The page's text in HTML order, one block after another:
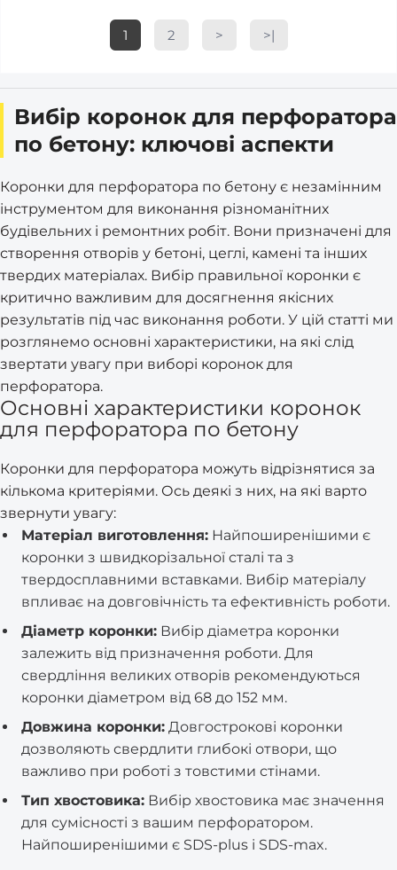
1 2 > >|
Вибір коронок для перфоратора
по бетону: ключові аспекти
Коронки для перфоратора по бетону є незамінним
інструментом для виконання різноманітних
будівельних і ремонтних робіт. Вони призначені для
створення отворів у бетоні, цеглі, камені та інших
твердих матеріалах. Вибір правильної коронки є
критично важливим для досягнення якісних
результатів під час виконання роботи. У цій статті ми
розглянемо основні характеристики, на які слід
звертати увагу при виборі коронок для
перфоратора.
Основні характеристики коронок
для перфоратора по бетону
Коронки для перфоратора можуть відрізнятися за
кількома критеріями. Ось деякі з них, на які варто
звернути увагу:
Матеріал виготовлення: Найпоширенішими є
коронки з швидкорізальної сталі та з
твердосплавними вставками. Вибір матеріалу
впливає на довговічність та ефективність роботи.
Діаметр коронки: Вибір діаметра коронки
залежить від призначення роботи. Для
свердління великих отворів рекомендуються
коронки діаметром від 68 до 152 мм.
Довжина коронки: Довгострокові коронки
дозволяють свердлити глибокі отвори, що
важливо при роботі з товстими стінами.
Тип хвостовика: Вибір хвостовика має значення
для сумісності з вашим перфоратором.
Найпоширенішими є SDS-plus і SDS-max.